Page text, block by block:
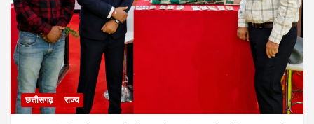
छत्तीसगढ़ राज्य